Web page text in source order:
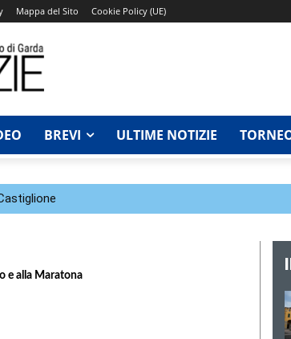
Mappa del Sito Cookie Policy (UE)
BREVI ULTIME NOTIZIE
e alla Maratona